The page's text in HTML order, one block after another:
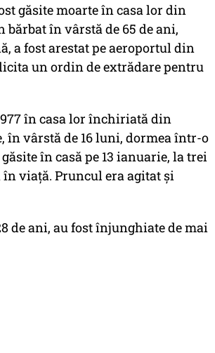
găsite moarte în casa lor din
în vârstă de 65 de ani,
a fost arestat pe aeroportul din
un ordin de extrădare pentru
în casa lor închiriată din
vârstă de 16 luni, dormea într-o
în casă pe 13 ianuarie, la trei
viață. Pruncul era agitat și
de ani, au fost înjunghiate de mai